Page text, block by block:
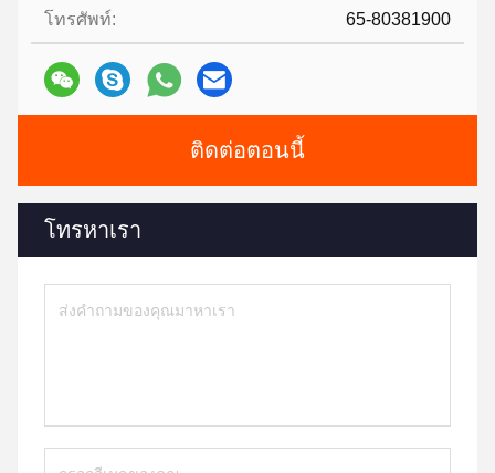
โทรศัพท์: 65-80381900
ติดต่อตอนนี้
โทรหาเรา